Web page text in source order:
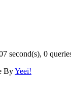
second(s), 0
ByYeei!